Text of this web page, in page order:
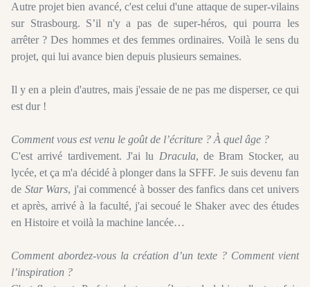
Autre projet bien avancé, c'est celui d'une attaque de super-vilains
sur Strasbourg. S’il n'y a pas de super-héros, qui pourra les
arrêter ? Des hommes et des femmes ordinaires. Voilà le sens du
projet, qui lui avance bien depuis plusieurs semaines.
Il y en a plein d'autres, mais j'essaie de ne pas me disperser, ce qui
est dur !
Comment vous est venu le goût de l’écriture ? À quel âge ?
C'est arrivé tardivement. J'ai lu Dracula, de Bram Stocker, au
lycée, et ça m'a décidé à plonger dans la SFFF. Je suis devenu fan
de Star Wars, j'ai commencé à bosser des fanfics dans cet univers
et après, arrivé à la faculté, j'ai secoué le Shaker avec des études
en Histoire et voilà la machine lancée…
Comment abordez-vous la création d’un texte ? Comment vient
l’inspiration ?